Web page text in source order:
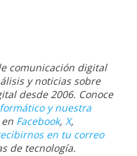
comunicación digital
y noticias sobre
desde 2006. Conoce
y nuestra
Facebook, X,
en tu correo
de tecnología.